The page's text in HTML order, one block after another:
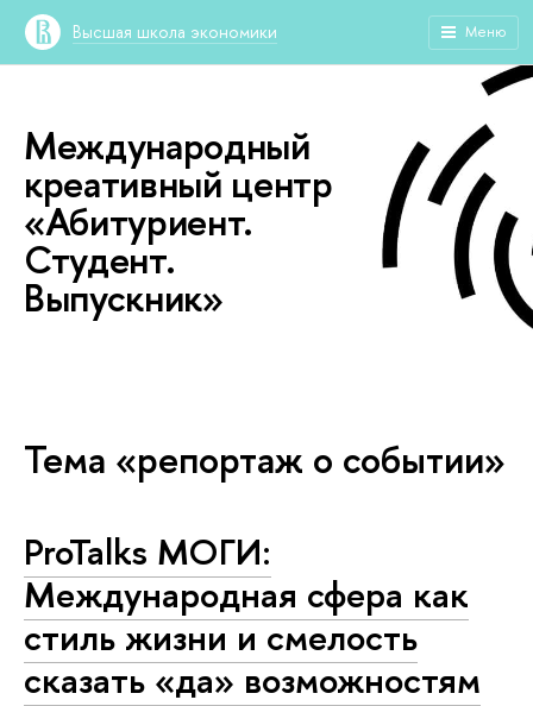
Высшая школа экономики Меню
Международный
креативный центр
«Абитуриент.
Студент.
Выпускник»
Тема «репортаж о событии»
ProTalks МОГИ:
Международная сфера как
стиль жизни и смелость
сказать «да» возможностям